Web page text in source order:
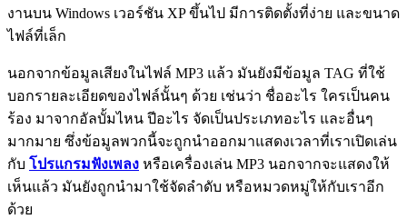
งานบน Windows เวอร์ชัน XP ขึ้นไป มีการติดตั้งที่ง่าย และขนาด
ไฟล์ที่เล็ก
นอกจากข้อมูลเสียงในไฟล์ MP3 แล้ว มันยังมีข้อมูล TAG ที่ใช้
บอกรายละเอียดของไฟล์นั้นๆ ด้วย เช่นว่า ชื่ออะไร ใครเป็นคน
ร้อง มาจากอัลบั้มไหน ปีอะไร จัดเป็นประเภทอะไร และอื่นๆ
มากมาย ซึ่งข้อมูลพวกนี้จะถูกนำออกมาแสดงเวลาที่เราเปิดเล่น
กับ โปรแกรมฟังเพลง หรือเครื่องเล่น MP3 นอกจากจะแสดงให้
เห็นแล้ว มันยังถูกนำมาใช้จัดลำดับ หรือหมวดหมู่ให้กับเราอีก
ด้วย